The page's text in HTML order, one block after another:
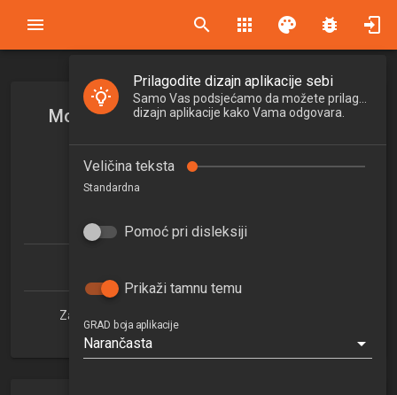
search apps palette bug_report
Modeliranje organizacijskih procesa
Modelling of organization processes
2025/2026
Zavod za organizaciju, tehnologiju i menadžment
Prilagodite dizajn aplikacije sebi
dizajn aplikacije kako Vama odgovara.
Veličina teksta
Standardna
Pomoć pri disleksiji
Prikaži tamnu temu
GRAD boja aplikacije
Narančasta